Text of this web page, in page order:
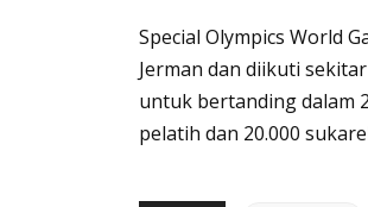
Special Olympics World
Jerman dan diikuti
untuk bertanding dalam
pelatih dan 20.000